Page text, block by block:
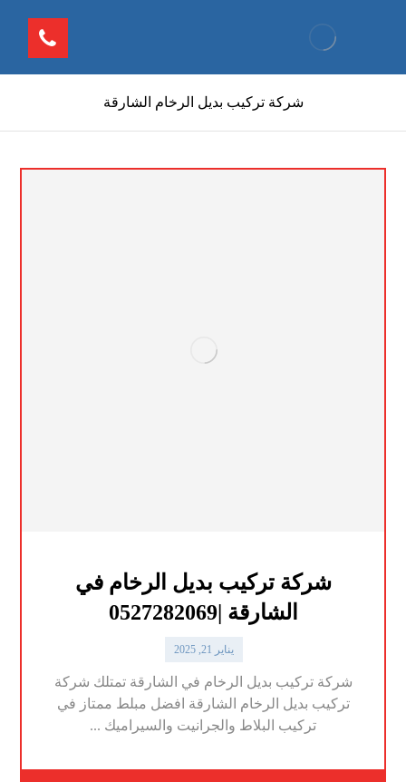
شركة تركيب بديل الرخام الشارقة
شركة تركيب بديل الرخام في
الشارقة |0527282069
يناير 21, 2025
شركة تركيب بديل الرخام في الشارقة تمتلك شركة
تركيب بديل الرخام الشارقة افضل مبلط ممتاز في
تركيب البلاط والجرانيت والسيراميك ...